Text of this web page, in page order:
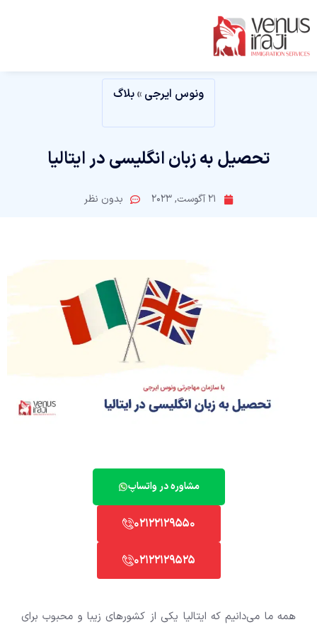
ونوس ایرجی »بلاگ
تحصیل به زبان انگلیسی در ایتالیا
21 آگوست, 2023 بدون نظر
مشاوره در واتساپ
02122129525
02122129550
همه ما می‌دانیم که ایتالیا یکی از کشور‌های زیبا و محبوب برای